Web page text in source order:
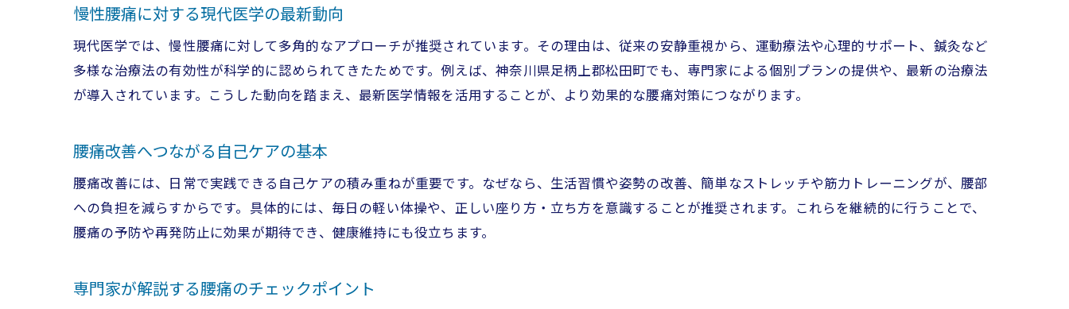
腰痛の改善に役立つ科学的エビデンス紹介
腰痛対策で注目される新しい常識とは何か
科学的根拠から見た腰痛予防のポイント
腰痛を科学的視点から総合的に捉える
日常生活で実践できる腰痛対策とは
腰痛予防に効果的な日常動作のポイント
慢性腰痛に対する現代医学の最新動向
現代医学では、慢性腰痛に対して多角的なアプローチが推奨されています。その理由は、従来の安静重視から、運動療法や心理的サポート、鍼灸など
多様な治療法の有効性が科学的に認められてきたためです。例えば、神奈川県足柄上郡松田町でも、専門家による個別プランの提供や、最新の治療法
が導入されています。こうした動向を踏まえ、最新医学情報を活用することが、より効果的な腰痛対策につながります。
腰痛改善へつながる自己ケアの基本
腰痛改善には、日常で実践できる自己ケアの積み重ねが重要です。なぜなら、生活習慣や姿勢の改善、簡単なストレッチや筋力トレーニングが、腰部
への負担を減らすからです。具体的には、毎日の軽い体操や、正しい座り方・立ち方を意識することが推奨されます。これらを継続的に行うことで、
腰痛の予防や再発防止に効果が期待でき、健康維持にも役立ちます。
専門家が解説する腰痛のチェックポイント